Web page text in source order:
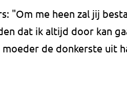
"Om me heen zal jij
dat ik altijd door kan
de donkerste uit